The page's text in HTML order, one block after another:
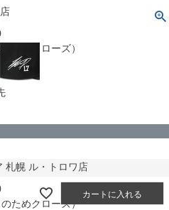
ためクローズ）
札幌 ル・トロワ店
ためクローズ）
カートに入れる